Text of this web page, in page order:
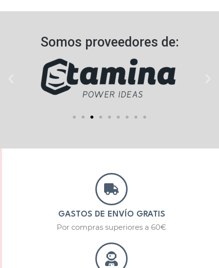
Somos proveedores de:​
GASTOS DE ENVÍO GRATIS
Por compras superiores a 60€